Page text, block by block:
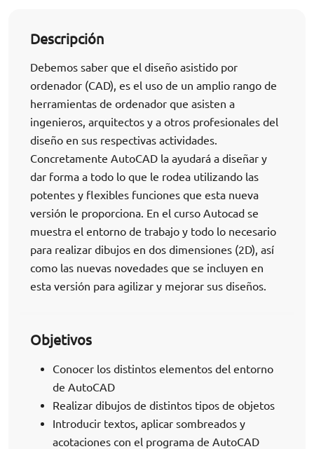
Descripción
Debemos saber que el diseño asistido por
ordenador (CAD), es el uso de un amplio rango de
herramientas de ordenador que asisten a
ingenieros, arquitectos y a otros profesionales del
diseño en sus respectivas actividades.
Concretamente AutoCAD la ayudará a diseñar y
dar forma a todo lo que le rodea utilizando las
potentes y flexibles funciones que esta nueva
versión le proporciona. En el curso Autocad se
muestra el entorno de trabajo y todo lo necesario
para realizar dibujos en dos dimensiones (2D), así
como las nuevas novedades que se incluyen en
esta versión para agilizar y mejorar sus diseños.
Objetivos
Conocer los distintos elementos del entorno
de AutoCAD
Realizar dibujos de distintos tipos de objetos
Introducir textos, aplicar sombreados y
acotaciones con el programa de AutoCAD